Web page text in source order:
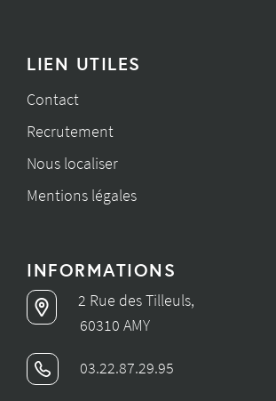
LIEN UTILES
Contact
Recrutement
Nous localiser
Mentions légales
INFORMATIONS
2 Rue des Tilleuls,
60310 AMY
03.22.87.29.95